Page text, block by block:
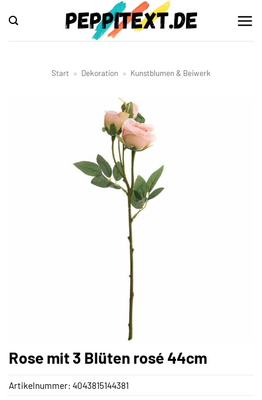
Inhalt
springen
Start » Dekoration » Kunstblumen & Beiwerk
Rose mit 3 Blüten rosé 44cm
Artikelnummer: 4043815144381